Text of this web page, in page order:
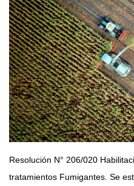
Resolución N° 206/020
tratamientos Fumigantes. Se